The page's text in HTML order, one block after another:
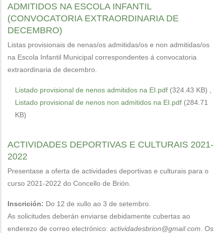
ADMITIDOS NA ESCOLA INFANTIL
(CONVOCATORIA EXTRAORDINARIA DE
DECEMBRO)
Listas provisionais de nenas/os admitidas/os e non admitidas/os
na Escola Infantil Municipal correspondentes á convocatoria
extraordinaria de decembro.
Listado provisional de nenos admitidos na EI.pdf (324.43 KB)
Listado provisional de nenos non admitidos na EI.pdf (284.71
KB)
ACTIVIDADES DEPORTIVAS E CULTURAIS 2021-
2022
Presentase a oferta de actividades deportivas e culturais para o
curso 2021-2022 do Concello de Brión.
Inscrición: Do 12 de xullo ao 3 de setembro.
As solicitudes deberán enviarse debidamente cubertas ao
enderezo de correo electrónico: actividadesbrion@gmail.com . Os